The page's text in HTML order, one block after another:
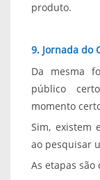
produto.
9. Jornada do
Da mesma
público
momento
Sim, existem
ao pesquisar
As etapas